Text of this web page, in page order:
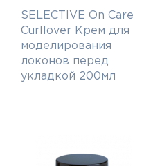
SELECTIVE On Care
Curllover Крем для
моделирования
локонов перед
укладкой 200мл